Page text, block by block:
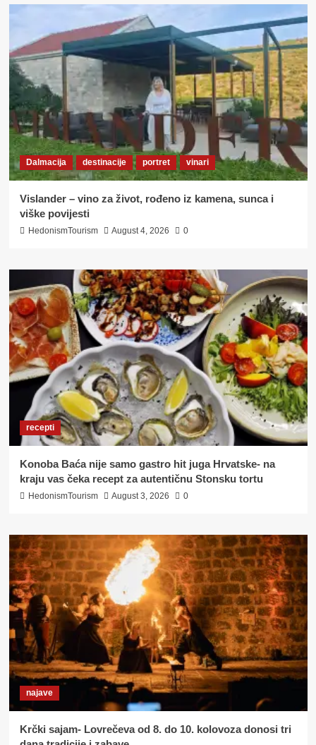
Dalmacija destinacije portret vinari
Vislander – vino za život, rođeno iz kamena, sunca i
viške povijesti
HedonismTourism August 4, 2026 0
recepti
Konoba Baća nije samo gastro hit juga Hrvatske- na
kraju vas čeka recept za autentičnu Stonsku tortu
HedonismTourism August 3, 2026 0
najave
Krčki sajam- Lovrečeva od 8. do 10. kolovoza donosi tri